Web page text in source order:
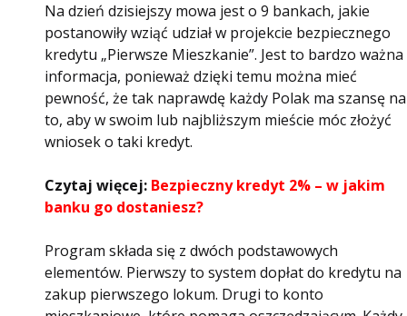
Na dzień dzisiejszy mowa jest o 9 bankach, jakie
postanowiły wziąć udział w projekcie bezpiecznego
kredytu „Pierwsze Mieszkanie”. Jest to bardzo ważna
informacja, ponieważ dzięki temu można mieć
pewność, że tak naprawdę każdy Polak ma szansę na
to, aby w swoim lub najbliższym mieście móc złożyć
wniosek o taki kredyt.
Czytaj więcej: Bezpieczny kredyt 2% – w jakim
banku go dostaniesz?
Program składa się z dwóch podstawowych
elementów. Pierwszy to system dopłat do kredytu na
zakup pierwszego lokum. Drugi to konto